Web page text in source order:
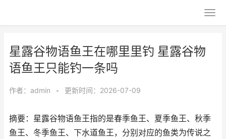
星露谷物语鱼王在哪里里钓 星露谷物
语鱼王只能钓一条吗
作者： admin • 更新时间：2026-07-09
摘要：星露谷物语鱼王指的是春季鱼王、夏季鱼王、秋季
鱼王、冬季鱼王、下水道鱼王，分别对应的鱼类为传说之